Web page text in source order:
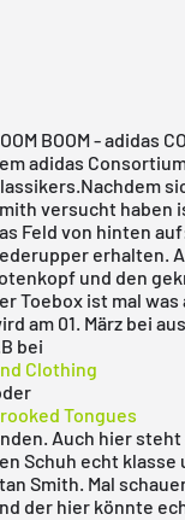
BOOM - adidas
adidas
versucht haben
Feld von hinten
erhalten.
und den
Toebox ist mal
am 01. März bei
bei
Clothing
Tongues
Auch hier steht
Schuh echt klasse
Smith. Mal
der hier könnte